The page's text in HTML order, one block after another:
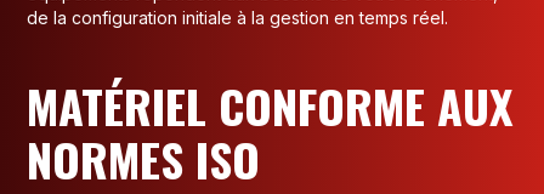
de la configuration initiale à la gestion en temps réel.
MATÉRIEL CONFORME AUX
NORMES ISO